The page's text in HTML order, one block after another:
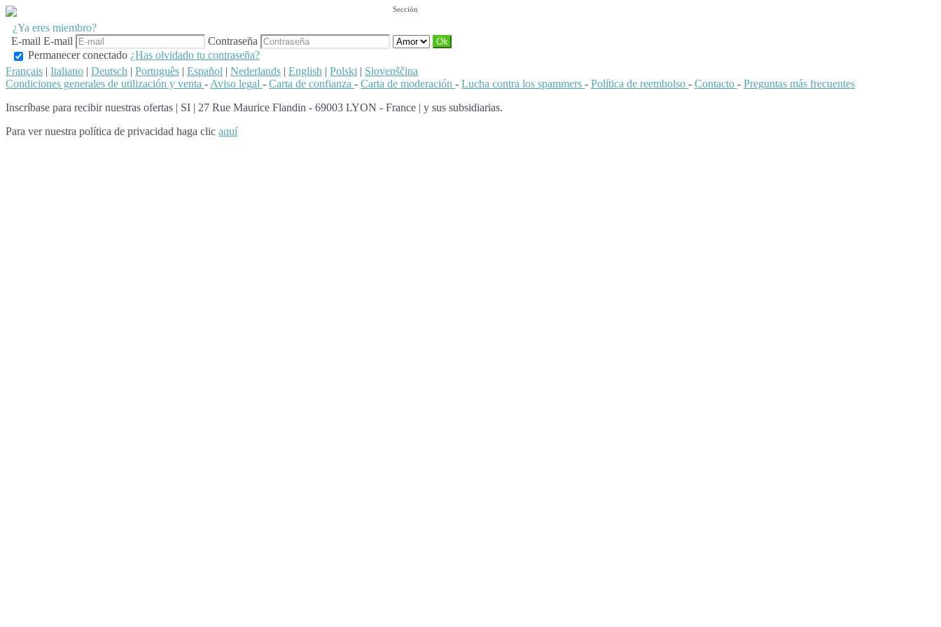
¿Ya eres miembro?
E-mail E-mail Contraseña
Sección
Permanecer conectado ¿Has olvidado tu contraseña?
Français | Italiano | Deutsch | Português | Español | Nederlands | English | Polski | Slovenščina
Condiciones generales de utilización y venta - Aviso legal - Carta de confianza - Carta de moderación - Lucha contra los spammers - Política de reembolso - Contacto - Preguntas más frecuentes
Inscríbase para recibir nuestras ofertas | SI | 27 Rue Maurice Flandin - 69003 LYON - France | y sus subsidiarias.
Para ver nuestra política de privacidad haga clic aquí